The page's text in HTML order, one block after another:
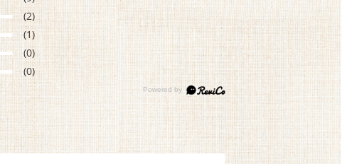
(2)
(1)
(0)
(0)